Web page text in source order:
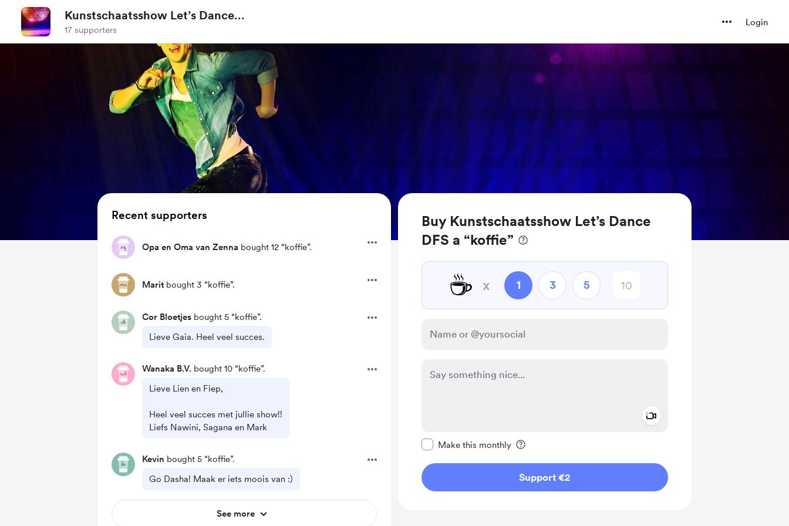
Kunstschaatsshow Let’s Dance
DFS
17 supporters
Login
Buy Kunstschaatsshow Let’s Dance
DFS a “koffie”
☕ x 1 3 5
Make this monthly
Support €2
Recent supporters
Opa en Oma van Zenna bought 12 “koffie”.
Marit bought 3 “koffie”.
Cor Bloetjes bought 5 “koffie”.
Lieve Gaia. Heel veel succes.
Wanaka B.V. bought 10 “koffie”.
Lieve Lien en Fiep,
Heel veel succes met jullie show!!
Liefs Nawini, Sagana en Mark
Kevin bought 5 “koffie”.
Go Dasha! Maak er iets moois van :)
See more